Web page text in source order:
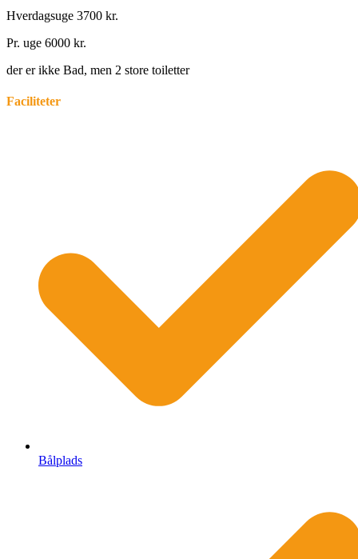
Hverdagsuge 3700 kr.
Pr. uge 6000 kr.
der er ikke Bad, men 2 store toiletter
Faciliteter
Bålplads